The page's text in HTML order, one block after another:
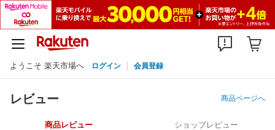
ようこそ 楽天市場へ ログイン 会員登録
レビュー 商品ページへ
商品レビュー ショップレビュー